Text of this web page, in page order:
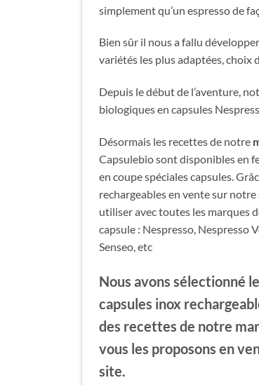
simplement qu’un espresso de
Bien sûr il nous a fallu
variétés les plus adaptées, choix
Depuis le début de l’aventure,
biologiques en capsules
Désormais les recettes de notre
Capsulebio sont disponibles en
en coupe spéciales capsules.
rechargeables en vente sur
utiliser avec toutes les marques
capsule : Nespresso, Nespresso
Senseo, etc
Nous avons sélectionné
capsules inox
des recettes de notre
vous les proposons en
site.